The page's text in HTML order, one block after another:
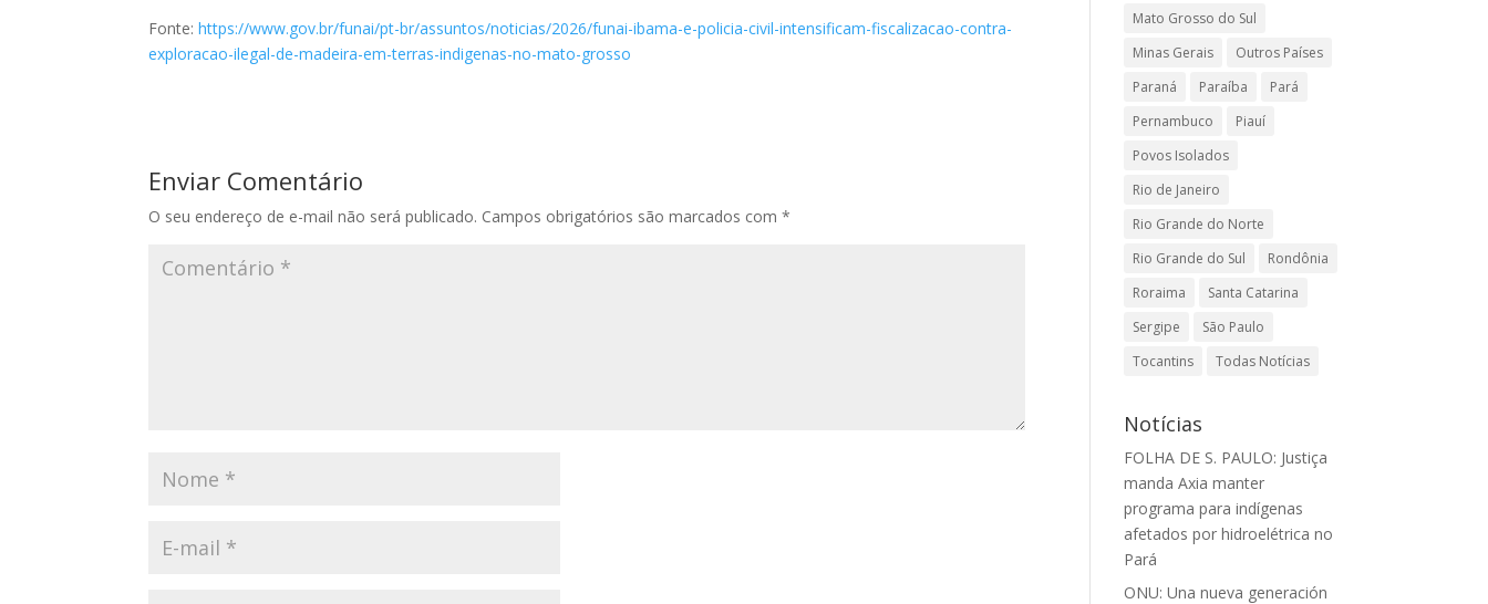
Fonte:https://www.gov.br/funai/pt-br/assuntos/noticias/2026/funai-ibama-e-policia-civil-intensificam-fiscalizacao-contra-
exploracao-ilegal-de-madeira-em-terras-indigenas-no-mato-grosso
Enviar Comentário
O seu endereço de e-mail não será publicado. Campos obrigatórios são marcados com*
Mato Grosso do Sul
Minas Gerais
Outros Países
Paraná
Paraíba
Pará
Pernambuco
Piauí
Povos Isolados
Rio de Janeiro
Rio Grande do Norte
Rio Grande do Sul
Rondônia
Roraima
Santa Catarina
Sergipe
São Paulo
Tocantins
Todas Notícias
Notícias
FOLHA DE S. PAULO: Justiça
manda Axia manter
programa para indígenas
afetados por hidroelétrica no
Pará
ONU: Una nueva generación